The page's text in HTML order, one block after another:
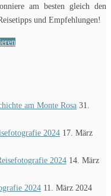
am besten gleich den
und Empfehlungen!
am Monte Rosa 31.
2024 17. März
2024 14. März
2024 11. März 2024